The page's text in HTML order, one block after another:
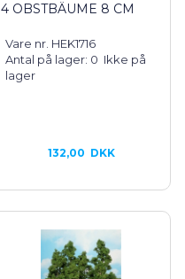
4 OBSTBÄUME 8 CM
Vare nr. HEK1716
Antal på lager: 0 Ikke på
lager
132,00 DKK